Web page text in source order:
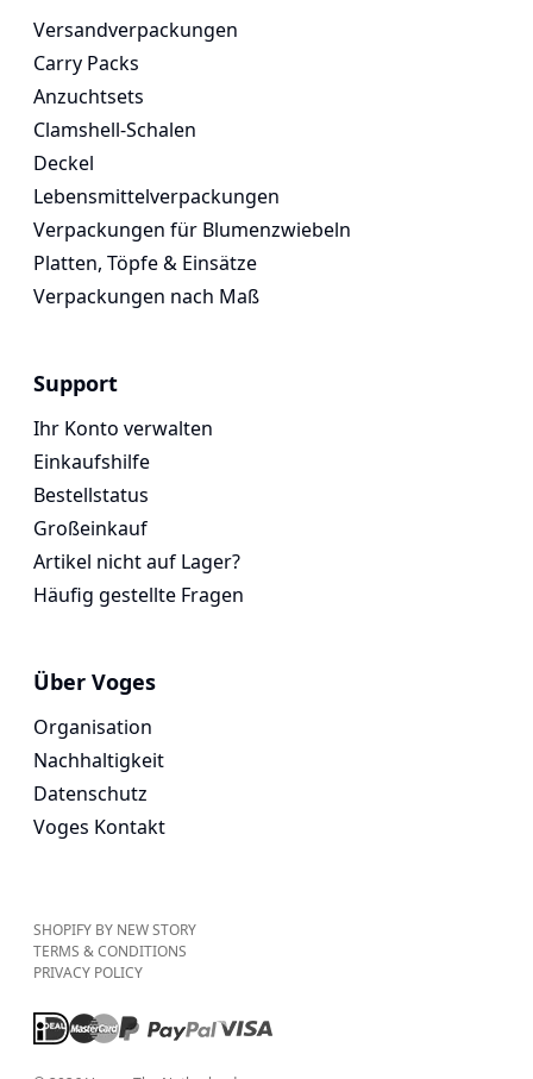
Versandverpackungen
Carry Packs
Anzuchtsets
Clamshell-Schalen
Deckel
Lebensmittelverpackungen
Verpackungen für Blumenzwiebeln
Platten, Töpfe & Einsätze
Verpackungen nach Maß
Support
Ihr Konto verwalten
Einkaufshilfe
Bestellstatus
Großeinkauf
Artikel nicht auf Lager?
Häufig gestellte Fragen
Über Voges
Organisation
Nachhaltigkeit
Datenschutz
Voges Kontakt
SHOPIFY BY NEW STORY
TERMS & CONDITIONS
PRIVACY POLICY